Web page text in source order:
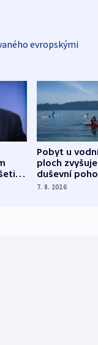
evropskými
Pobyt u
ploch zvyšuje
duševní
ukázala
7. 8. 2026